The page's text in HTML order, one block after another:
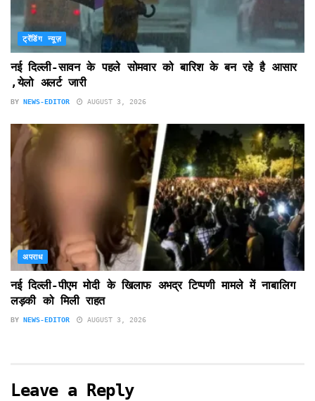
ट्रेंडिंग न्यूज़
नई दिल्ली-सावन के पहले सोमवार को बारिश के बन रहे है आसार
,येलो अलर्ट जारी
BY NEWS-EDITOR AUGUST 3, 2026
अपराध
नई दिल्ली-पीएम मोदी के खिलाफ अभद्र टिप्पणी मामले में नाबालिग
लड़की को मिली राहत
BY NEWS-EDITOR AUGUST 3, 2026
Leave a Reply